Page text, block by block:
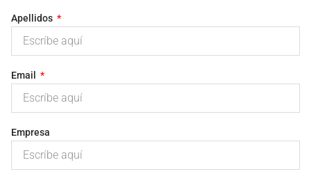
Apellidos
Email
Empresa